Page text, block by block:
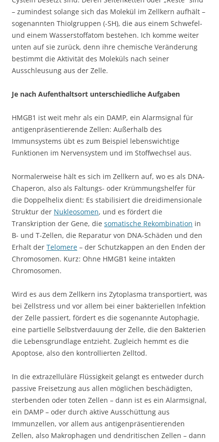
– zumindest solange sich das Molekül im Zellkern aufhält –
sogenannten Thiolgruppen (-SH), die aus einem Schwefel-
und einem Wasserstoffatom bestehen. Ich komme weiter
unten auf sie zurück, denn ihre chemische Veränderung
bestimmt die Aktivität des Moleküls nach seiner
Ausschleusung aus der Zelle.
Je nach Aufenthaltsort unterschiedliche Aufgaben
HMGB1 ist weit mehr als ein DAMP, ein Alarmsignal für
antigenpräsentierende Zellen: Außerhalb des
Immunsystems übt es zum Beispiel lebenswichtige
Funktionen im Nervensystem und im Stoffwechsel aus.
Normalerweise hält es sich im Zellkern auf, wo es als DNA-
Chaperon, also als Faltungs- oder Krümmungshelfer für
die Doppelhelix dient: Es stabilisiert die dreidimensionale
Struktur der Nukleosomen, und es fördert die
Transkription der Gene, die somatische Rekombination in
B- und T-Zellen, die Reparatur von DNA-Schäden und den
Erhalt der Telomere – der Schutzkappen an den Enden der
Chromosomen. Kurz: Ohne HMGB1 keine intakten
Chromosomen.
Wird es aus dem Zellkern ins Zytoplasma transportiert, was
bei Zellstress und vor allem bei einer bakteriellen Infektion
der Zelle passiert, fördert es die sogenannte Autophagie,
eine partielle Selbstverdauung der Zelle, die den Bakterien
die Lebensgrundlage entzieht. Zugleich hemmt es die
Apoptose, also den kontrollierten Zelltod.
In die extrazelluläre Flüssigkeit gelangt es entweder durch
passive Freisetzung aus allen möglichen beschädigten,
sterbenden oder toten Zellen – dann ist es ein Alarmsignal,
ein DAMP – oder durch aktive Ausschüttung aus
Immunzellen, vor allem aus antigenpräsentierenden
Zellen, also Makrophagen und dendritischen Zellen – dann